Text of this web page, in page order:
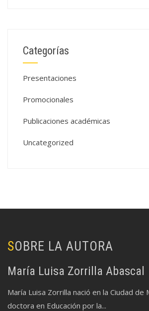
Categorías
Presentaciones
Promocionales
Publicaciones académicas
Uncategorized
SOBRE LA AUTORA
María Luisa Zorrilla Abascal
María Luisa Zorrilla nació en la Ciudad de
doctora en Educación por la...